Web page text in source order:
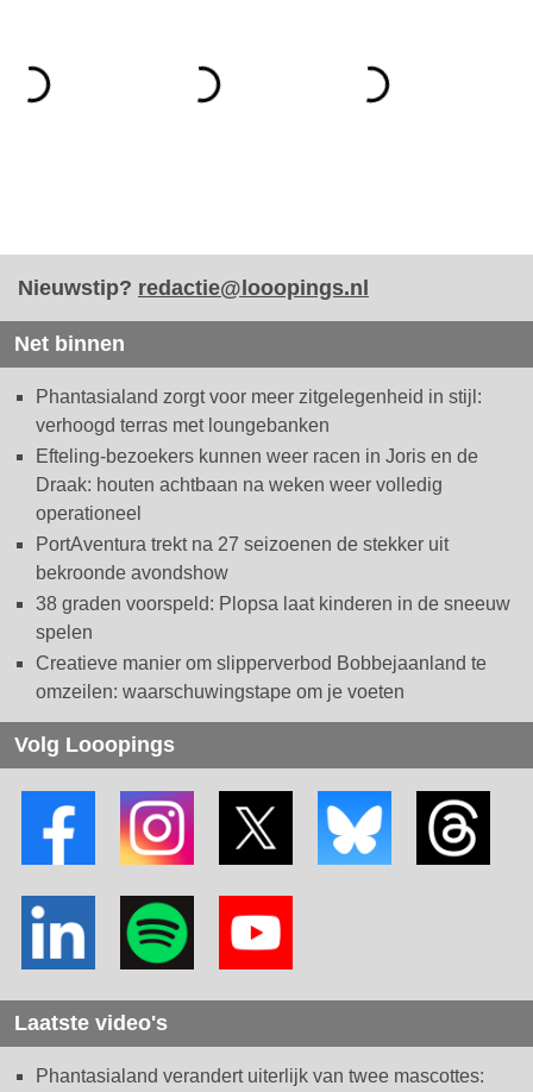
Nieuwstip? redactie@looopings.nl
Net binnen
Phantasialand zorgt voor meer zitgelegenheid in stijl:
verhoogd terras met loungebanken
Efteling-bezoekers kunnen weer racen in Joris en de
Draak: houten achtbaan na weken weer volledig
operationeel
PortAventura trekt na 27 seizoenen de stekker uit
bekroonde avondshow
38 graden voorspeld: Plopsa laat kinderen in de sneeuw
spelen
Creatieve manier om slipperverbod Bobbejaanland te
omzeilen: waarschuwingstape om je voeten
Volg Looopings
Laatste video's
Phantasialand verandert uiterlijk van twee mascottes: